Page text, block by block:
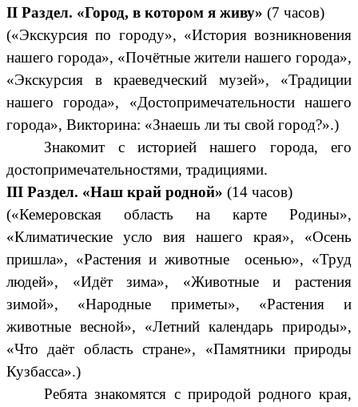
II Раздел. «Город, в котором я живу» (7 часов)
(«Экскурсия по городу», «История возникновения
нашего города», «Почётные жители нашего города»,
«Экскурсия в краеведческий музей», «Традиции
нашего города», «Достопримечательности нашего
города», Викторина: «Знаешь ли ты свой город?».)
Знакомит с историей нашего города, его
достопримечательностями, традициями.
III Раздел. «Наш край родной» (14 часов)
(«Кемеровская область на карте Родины»,
«Климатические усло вия нашего края», «Осень
пришла», «Растения и животные осенью», «Труд
людей», «Идёт зима», «Животные и растения
зимой», «Народные приметы», «Растения и
животные весной», «Летний календарь природы»,
«Что даёт область стране», «Памятники природы
Кузбасса».)
Ребята знакомятся с природой родного края,